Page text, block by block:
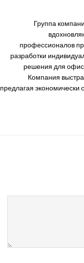
Группа
профессионалов
разработки
решения для
Компания
предлагая экономически